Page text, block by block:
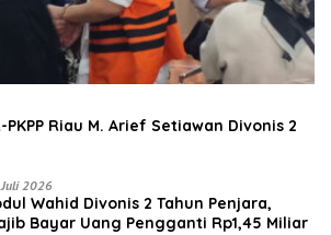
PKPP Riau M. Arief Setiawan Divonis 2
2026
Wahid Divonis 2 Tahun Penjara,
Bayar Uang Pengganti Rp1,45 Miliar